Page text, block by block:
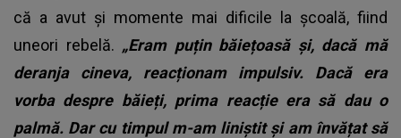
că a avut și momente mai dificile la școală, fiind
uneori rebelă. „Eram puțin băiețoasă și, dacă mă
deranja cineva, reacționam impulsiv. Dacă era
vorba despre băieți, prima reacție era să dau o
palmă. Dar cu timpul m-am liniștit și am învățat să